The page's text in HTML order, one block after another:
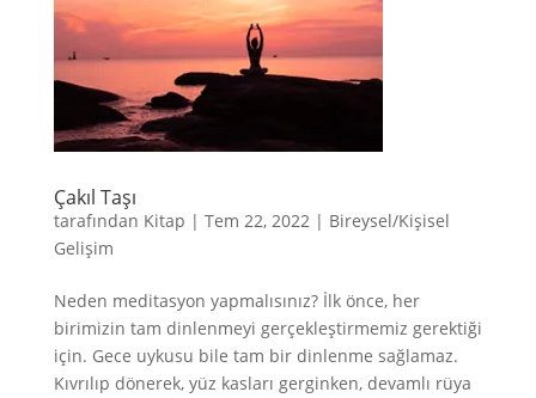
Çakıl Taşı
tarafından Kitap | Tem 22, 2022| Bireysel/Kişisel
Gelişim
Neden meditasyon yapmalısınız? İlk önce, her
birimizin tam dinlenmeyi gerçekleştirmemiz gerektiği
için. Gece uykusu bile tam bir dinlenme sağlamaz.
Kıvrılıp dönerek, yüz kasları gerginken, devamlı rüya